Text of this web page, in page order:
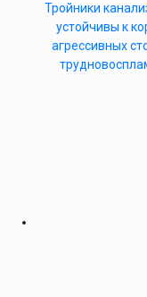
Тройники
устойчивы к
агрессивных